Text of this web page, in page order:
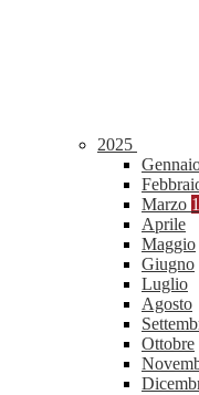
2025
Marzo 1
Aprile
Maggio
Giugno
Luglio
Agosto
Ottobre